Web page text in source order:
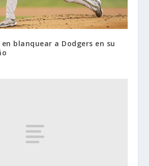
blanquear a Dodgers en su